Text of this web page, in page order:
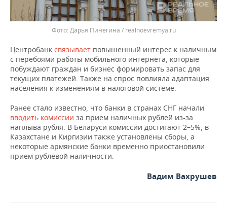
Дарья Пинегина / realnoevremya.ru
Центробанк связывает повышенный интерес к наличным
с перебоями работы мобильного интернета, которые
побуждают граждан и бизнес формировать запас для
текущих платежей. Также на спрос повлияла адаптация
населения к изменениям в налоговой системе.
Ранее стало известно, что банки в странах СНГ начали
вводить комиссии за прием наличных рублей из-за
наплыва рубля. В Беларуси комиссии достигают 2–5%, в
Казахстане и Киргизии также установлены сборы, а
некоторые армянские банки временно приостановили
прием рублевой наличности.
Вадим Вахрушев